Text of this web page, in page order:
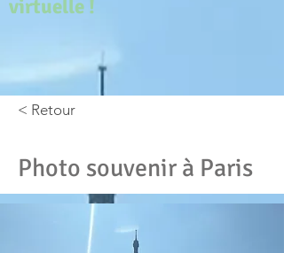
virtuelle !
< Retour
Photo souvenir à Paris